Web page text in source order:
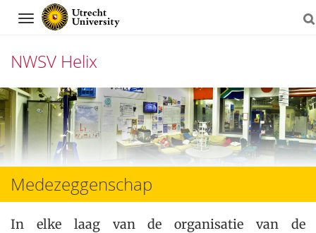
Navigation
NWSV Helix
Skip
to
content
Medezeggenschap
In elke laag van de organisatie van de